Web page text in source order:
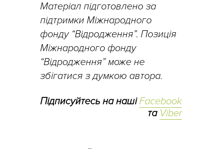
Матеріал підготовлено за
підтримки Міжнародного
фонду “Відродження”. Позиція
Міжнародного фонду
“Відродження” може не
збігатися з думкою автора.
Підписуйтесь на нашіFacebook
та Viber